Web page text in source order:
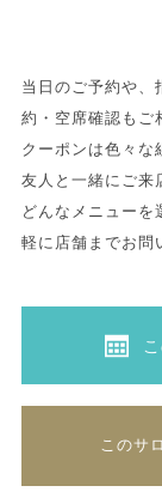
当日のご予約や、
約・空席確認もご
クーポンは色々な
友人と一緒にご来
どんなメニュー
軽に店舗までお問
このサ